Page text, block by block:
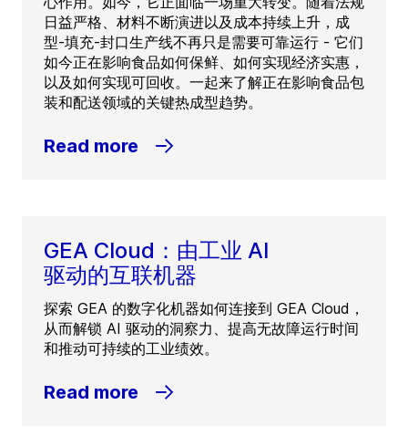
日益严格、材料不断演进以及成本持续上升，成
型-填充-封口生产线不再只是需要可靠运行 - 它们
如今正在影响食品如何保鲜、如何实现经济实惠，
以及如何实现可回收。一起来了解正在影响食品包
装和配送领域的关键热成型趋势。
Read more
GEA Cloud：由工业 AI
驱动的互联机器
探索 GEA 的数字化机器如何连接到 GEA Cloud，
从而解锁 AI 驱动的洞察力、提高无故障运行时间
和推动可持续的工业绩效。
Read more